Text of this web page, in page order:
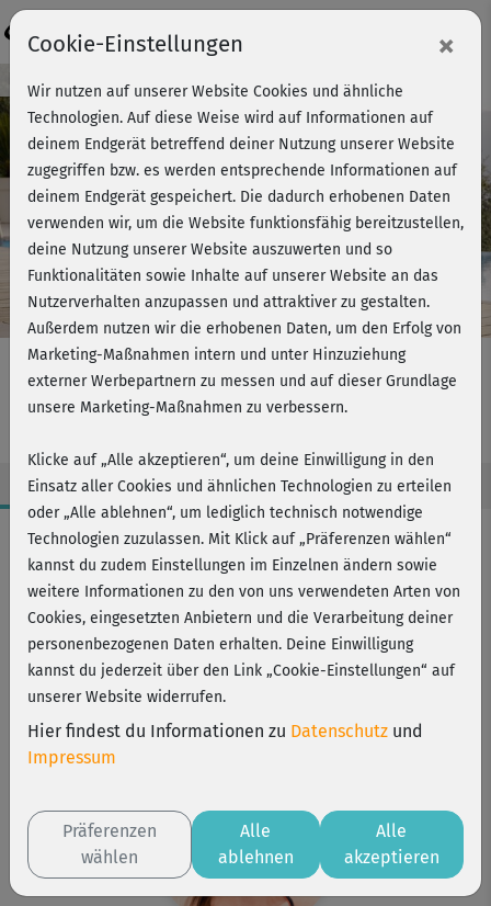
Play
Video
Kursvorschau - Jetzt mitmachen!
Sammolahari® - komplett
Workout-Facts
leicht
60 Min
211 kcal
Stefanie Rohr
Cookie-Einstellungen ×
Wir nutzen auf unserer Website Cookies und ähnliche
Technologien. Auf diese Weise wird auf Informationen auf
deinem Endgerät betreffend deiner Nutzung unserer Website
zugegriffen bzw. es werden entsprechende Informationen auf
deinem Endgerät gespeichert. Die dadurch erhobenen Daten
verwenden wir, um die Website funktionsfähig bereitzustellen,
deine Nutzung unserer Website auszuwerten und so
Funktionalitäten sowie Inhalte auf unserer Website an das
Nutzerverhalten anzupassen und attraktiver zu gestalten.
Außerdem nutzen wir die erhobenen Daten, um den Erfolg von
Marketing-Maßnahmen intern und unter Hinzuziehung
externer Werbepartnern zu messen und auf dieser Grundlage
unsere Marketing-Maßnahmen zu verbessern.
Klicke auf „Alle akzeptieren“, um deine Einwilligung in den
Einsatz aller Cookies und ähnlichen Technologien zu erteilen
oder „Alle ablehnen“, um lediglich technisch notwendige
Technologien zuzulassen. Mit Klick auf „Präferenzen wählen“
kannst du zudem Einstellungen im Einzelnen ändern sowie
weitere Informationen zu den von uns verwendeten Arten von
Cookies, eingesetzten Anbietern und die Verarbeitung deiner
personenbezogenen Daten erhalten. Deine Einwilligung
kannst du jederzeit über den Link „Cookie-Einstellungen“ auf
unserer Website widerrufen.
Hier findest du Informationen zu Datenschutz und
Impressum
Präferenzen
wählen
Alle
ablehnen
Alle
akzeptieren